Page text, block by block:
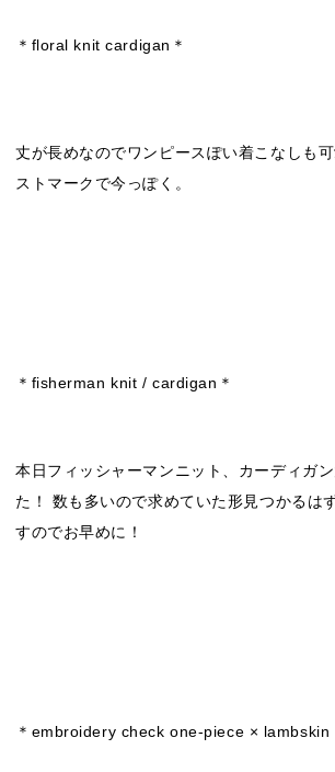
＊floral knit cardigan＊
丈が長めなのでワンピースぽい着こなしも
ストマークで今っぽく。
＊fisherman knit / cardigan＊
本日フィッシャーマンニット、カーディガ
た！ 数も多いので求めていた形見つかるは
すのでお早めに！
＊embroidery check one-piece × lambskin